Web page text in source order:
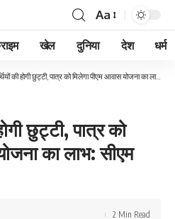
Font
Resizer
Aa
खेल दुनिया देश धर्म
की होगी छुट्टी, पात्र को मिलेगा पीएम आवास योजना का लाभ: सीएम धामी
छुट्टी, पात्र को
का लाभ: सीएम
2 Min Read